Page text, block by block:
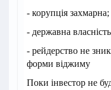
- корупція захмарна;
- державна
- рейдерство не
форми віджиму
Поки інвестор не